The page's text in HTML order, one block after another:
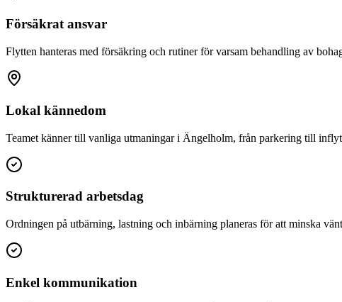
Försäkrat ansvar
Flytten hanteras med försäkring och rutiner för varsam behandling av
Lokal kännedom
Teamet känner till vanliga utmaningar i Ängelholm, från parkering till
Strukturerad arbetsdag
Ordningen på utbärning, lastning och inbärning planeras för att minska
Enkel kommunikation